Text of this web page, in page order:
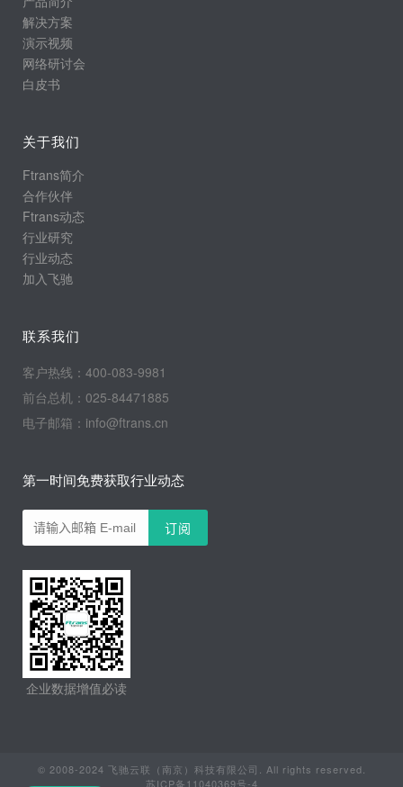
解决方案
演示视频
网络研讨会
白皮书
关于我们
Ftrans简介
合作伙伴
Ftrans动态
行业研究
行业动态
加入飞驰
联系我们
客户热线：400-083-9981
前台总机：025-84471885
电子邮箱：info@ftrans.cn
第一时间免费获取行业动态
企业数据增值必读
© 2008-2024 飞驰云联（南京）科技有限公司. All rights reserved.
苏ICP备11040369号-4